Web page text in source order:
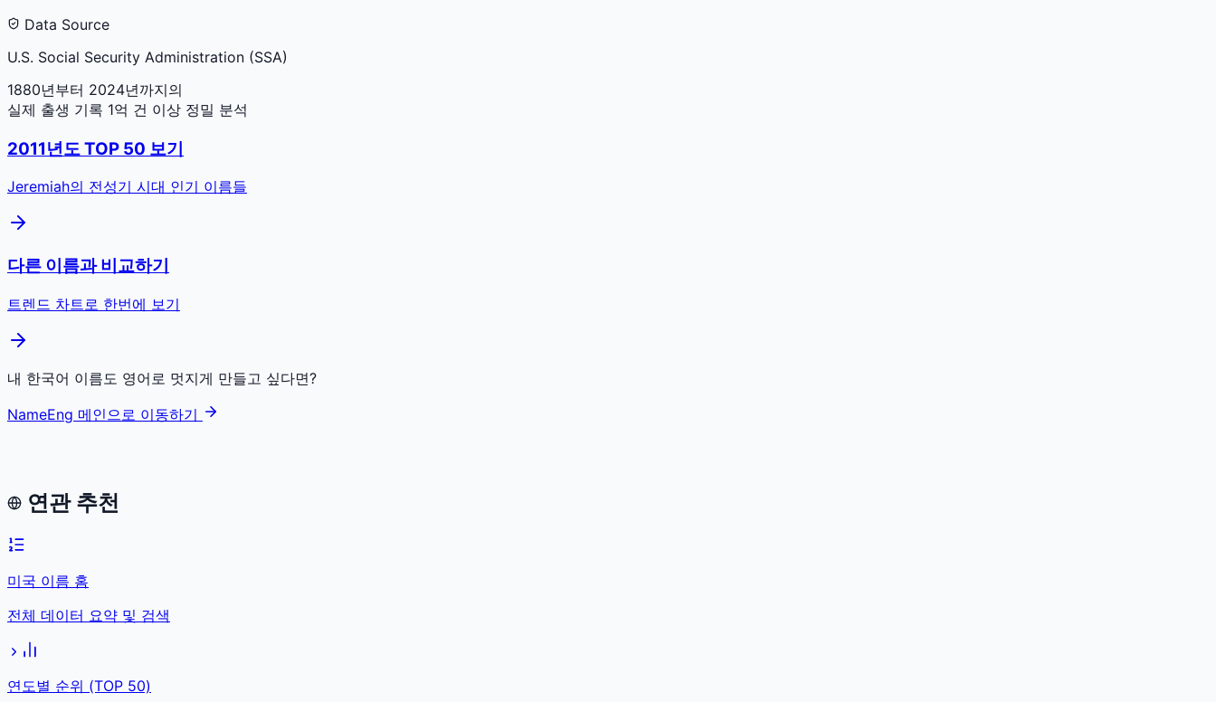
Data Source
U.S. Social Security Administration (SSA)
1880년부터 2024년까지의
실제 출생 기록 1억 건 이상 정밀 분석
2011년도 TOP 50 보기
Jeremiah의 전성기 시대 인기 이름들
다른 이름과 비교하기
트렌드 차트로 한번에 보기
내 한국어 이름도 영어로 멋지게 만들고 싶다면?
NameEng 메인으로 이동하기
연관 추천
미국 이름 홈
전체 데이터 요약 및 검색
연도별 순위 (TOP 50)